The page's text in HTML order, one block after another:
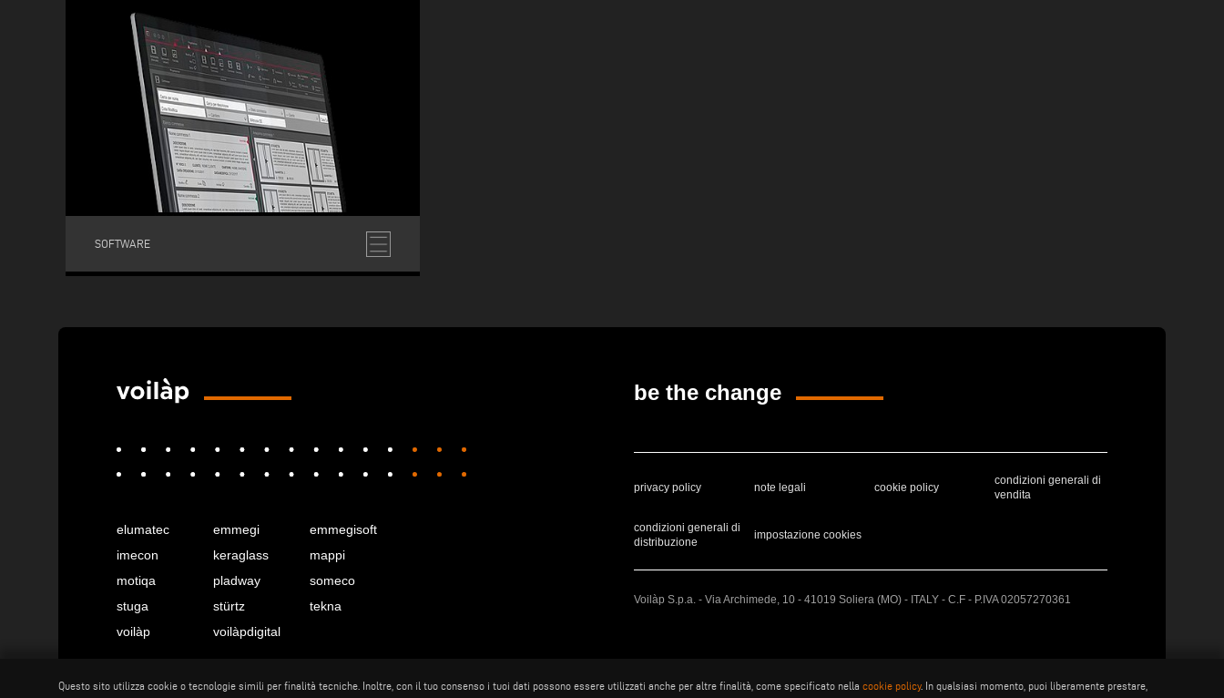
SOFTWARE
elumatec emmegi
emmegisoft
imecon
keraglass
mappi
motiqa
pladway
someco
stuga
stürtz
tekna
voilàp
voilàpdigital
be the change
privacy policy note legali cookie policy
condizioni generali di
vendita
condizioni generali di
distribuzione
impostazione cookies
Voilàp S.p.a. - Via Archimede, 10 - 41019 Soliera (MO) - ITALY - C.F - P.IVA 02057270361
Questo sito utilizza cookie o tecnologie simili per finalità tecniche. Inoltre, con il tuo consenso i tuoi dati possono essere utilizzati anche per altre finalità, come specificato nella cookie policy. In qualsiasi momento, puoi liberamente prestare,